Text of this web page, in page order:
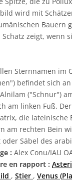
wird mit
Bauern
zeigt, wenn
Sternnamen im
befindet sich
("Schnur")
am linken Fuß.
die lateinische
am rechten Bein
Säbel des
: Alex Conu/IAU
en rapport :
, Stier , Venus